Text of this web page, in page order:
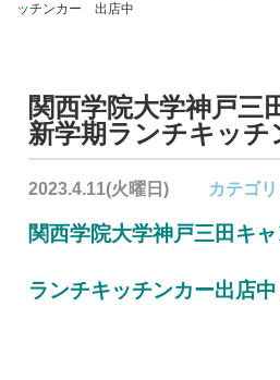
ッチンカー 出店中
関西学院大学神戸
新学期ランチキッ
2023.4.11(火曜日) カテゴリ
関西学院大学神戸三田キ
ランチキッチンカー出店中